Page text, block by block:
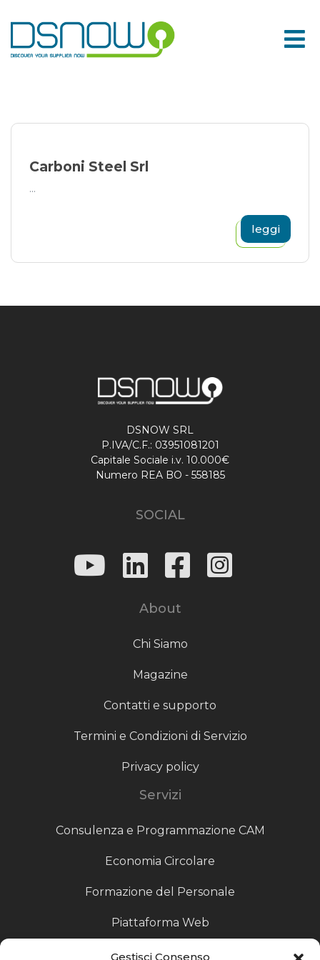
Gestisci Consenso
to
content
Carboni Steel Srl
...
leggi
DSNOW SRL
P.IVA/C.F.: 03951081201
Capitale Sociale i.v. 10.000€
Numero REA BO - 558185
SOCIAL
About
Chi Siamo
Magazine
Contatti e supporto
Termini e Condizioni di Servizio
Privacy policy
Servizi
Consulenza e Programmazione CAM
Economia Circolare
Formazione del Personale
Piattaforma Web
Scouting fornitori